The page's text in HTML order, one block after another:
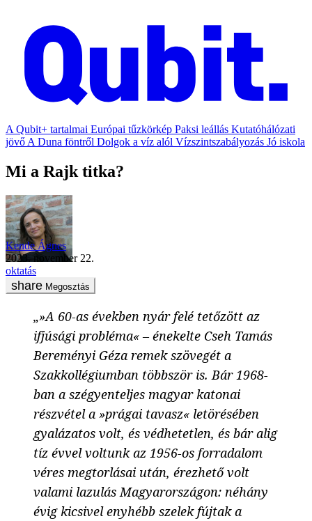
A Qubit+ tartalmai Európai tűzkörkép Paksi leállás Kutatóhálózati
jövő A Duna föntről Dolgok a víz alól Vízszintszabályozás Jó iskola
Mi a Rajk titka?
Kende Ágnes
2023. november 22.
oktatás
Megosztás
„»A 60-as években nyár felé tetőzött az
ifjúsági probléma« – énekelte Cseh Tamás
Bereményi Géza remek szövegét a
Szakkollégiumban többször is. Bár 1968-
ban a szégyenteljes magyar katonai
részvétel a »prágai tavasz« letörésében
gyalázatos volt, és védhetetlen, és bár alig
tíz évvel voltunk az 1956-os forradalom
véres megtorlásai után, érezhető volt
valami lazulás Magyarországon: néhány
évig kicsivel enyhébb szelek fújtak a